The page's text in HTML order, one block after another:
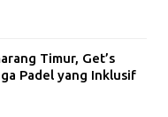
Timur, Get’s
Padel yang Inklusif